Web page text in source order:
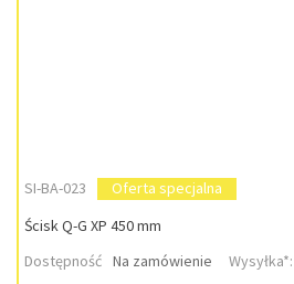
SI-BA-023
Oferta specjalna
Ścisk Q-G XP 450 mm
Dostępność Na zamówienie Wysyłka*: